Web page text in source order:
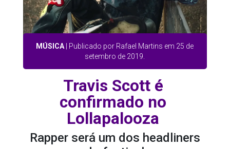
MÚSICA | Publicado por Rafael Martins em 25 de
setembro de 2019.
Travis Scott é
confirmado no
Lollapalooza
Rapper será um dos headliners